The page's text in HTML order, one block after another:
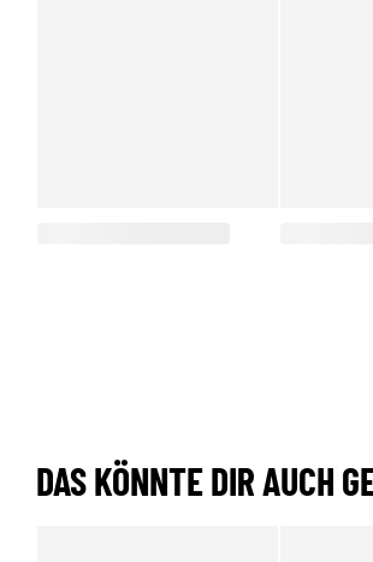
DAS KÖNNTE DIR AUCH